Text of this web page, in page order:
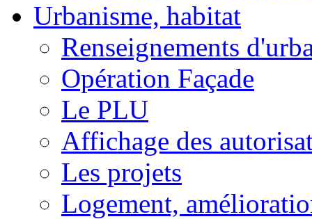
Urbanisme, habitat
Renseignements
Opération Façade
Le PLU
Affichage des
Les projets
Logement,